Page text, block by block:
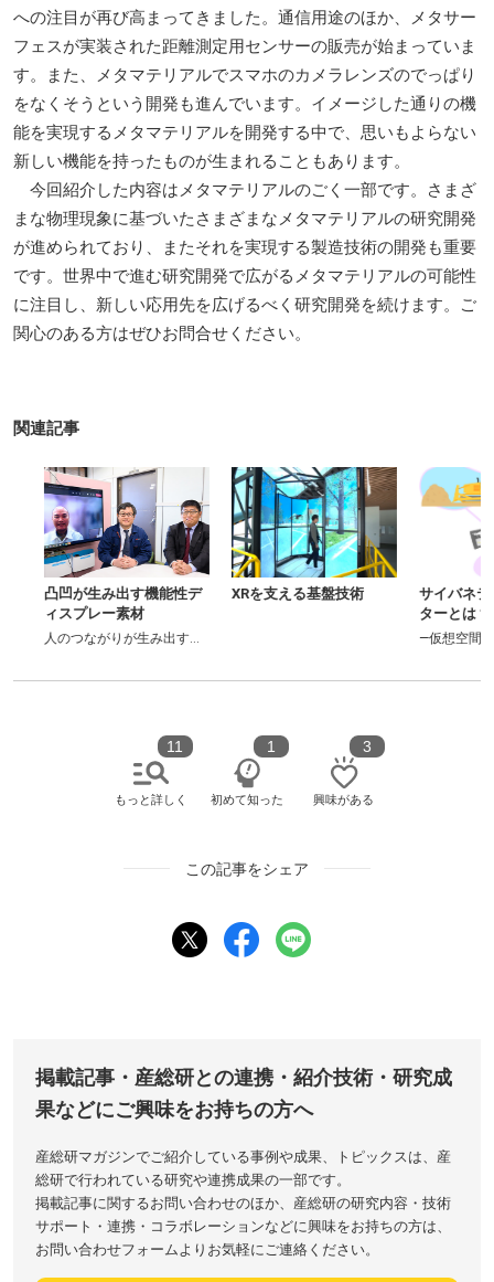
への注目が再び高まってきました。通信用途のほか、メタサー
フェスが実装された距離測定用センサーの販売が始まっていま
す。また、メタマテリアルでスマホのカメラレンズのでっぱり
をなくそうという開発も進んでいます。イメージした通りの機
能を実現するメタマテリアルを開発する中で、思いもよらない
新しい機能を持ったものが生まれることもあります。
今回紹介した内容はメタマテリアルのごく一部です。さまざ
まな物理現象に基づいたさまざまなメタマテリアルの研究開発
が進められており、またそれを実現する製造技術の開発も重要
です。世界中で進む研究開発で広がるメタマテリアルの可能性
に注目し、新しい応用先を広げるべく研究開発を続けます。ご
関心のある方はぜひお問合せください。
関連記事
への価値を生み出す技術―
凸凹が生み出す機能性デ
ィスプレー素材
人のつながりが生み出す連携のカタチ
XRを支える基盤技術
サイバネテ
ターとは？
―仮想空間を
もっと詳しく
11
初めて知った
1
興味がある
3
この記事をシェア
掲載記事・産総研との連携・紹介技術・研究成
果などにご興味をお持ちの方へ
産総研マガジンでご紹介している事例や成果、トピックスは、産
総研で行われている研究や連携成果の一部です。
掲載記事に関するお問い合わせのほか、産総研の研究内容・技術
サポート・連携・コラボレーションなどに興味をお持ちの方は、
お問い合わせフォームよりお気軽にご連絡ください。